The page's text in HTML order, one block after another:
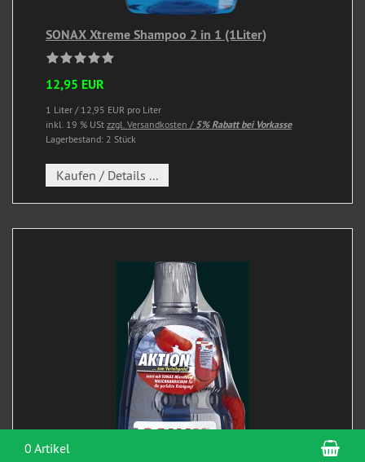
SONAX Xtreme Shampoo 2 in 1 (1Liter)
12,95 EUR
1 Liter / 12,95 EUR pro Liter
inkl. 19 % USt zzgl. Versandkosten / 5% Rabatt bei Vorkasse
Lagerbestand: 2 Stück
Kaufen / Details ...
0 Artikel